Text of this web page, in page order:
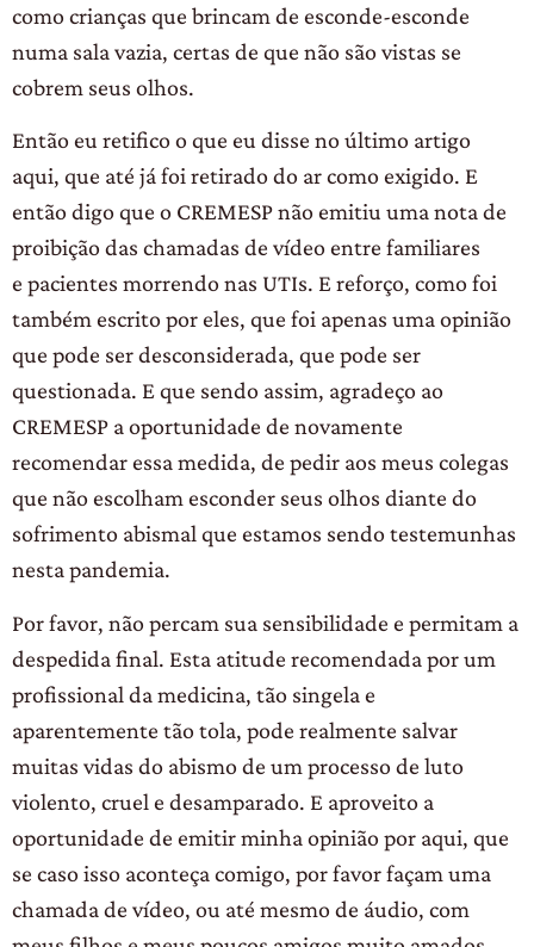
como crianças que brincam de esconde-esconde
numa sala vazia, certas de que não são vistas se
cobrem seus olhos.
Então eu retifico o que eu disse no último artigo
aqui, que até já foi retirado do ar como exigido. E
então digo que o CREMESP não emitiu uma nota de
proibição das chamadas de vídeo entre familiares
e pacientes morrendo nas UTIs. E reforço, como foi
também escrito por eles, que foi apenas uma opinião
que pode ser desconsiderada, que pode ser
questionada. E que sendo assim, agradeço ao
CREMESP a oportunidade de novamente
recomendar essa medida, de pedir aos meus colegas
que não escolham esconder seus olhos diante do
sofrimento abismal que estamos sendo testemunhas
nesta pandemia.
Por favor, não percam sua sensibilidade e permitam a
despedida final. Esta atitude recomendada por um
profissional da medicina, tão singela e
aparentemente tão tola, pode realmente salvar
muitas vidas do abismo de um processo de luto
violento, cruel e desamparado. E aproveito a
oportunidade de emitir minha opinião por aqui, que
se caso isso aconteça comigo, por favor façam uma
chamada de vídeo, ou até mesmo de áudio, com